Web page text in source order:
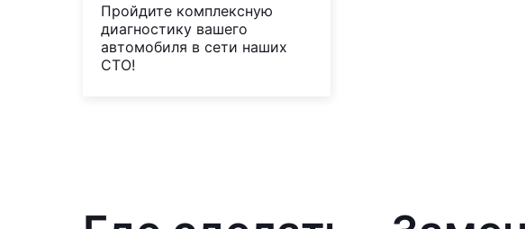
Пройдите комплексную
диагностику вашего
автомобиля в сети наших
СТО!